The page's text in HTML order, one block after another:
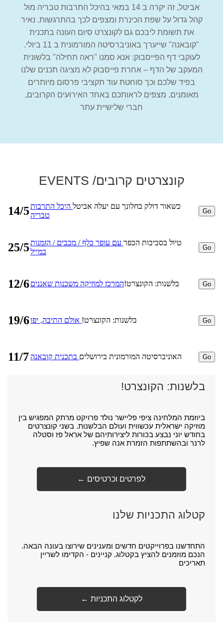
אביטל, זה יקרה ב 14 במאי בהיכל התרבות טבריה מול
קהל גדול על שפת הכינרת ומצפים לכך בהתרגשות. נאיר
את תשומת ליבכם גם לקונצרט סיום העונה בתכנית
"קובאנה" שייערך באוניברסיטה המורמונית ב 11 ביולי.
לעוקבי דף הפייסבוק: אנא סמנו "ראה תחילה" בלשונית
המעקב של הדף – אחרת פייסבוק לא מציגה תכנים שלנו
בפיד שלכם וכך סוחטת עוד תקציבי פרסום מיותרים
מאומנים. מצפים לראותכם באחד האירועים הקרובים,
חברי שלישיית עתר
קונצרטים קרובים/ EVENTS
14/5 כשאור דולק בחלונך עם יעלה אביטל היכל התרבות
טבריה
Go
25/5 טיול בסביבות הכפר עם עופר כלף / מכבים / הזמנות
במייל
Go
12/6 בלשנות: הקונצרט!המרכז למוזיקה משכנות שאננים Go
19/6 בלשנות: הקונצרט! אולם התיבה, יפו Go
11/7 האוניברסיטה המורמונית בירושלים בתכנית קובאנה Go
בלשנות: הקונצרט!
ביוזמת המלחינה ציפי פליישר נולד פרויקט מרתק המפגיש בין
מוזיקה ישראלית עכשווית ועולם הבלשנות. בשני קונצרטים
בחודש יוני נבצע בכורות ליצירותיהם של אראל פז וסטלה
לרנר ובהשתתפות הזמרת אנה שפיץ.
← לפרטים וכרטיסים
קטלוג התכניות שלנו
התחדשנו בפרוייקטים חדשים ומענינים שירוצו בעונה הבאה.
הנכם מוזמנים להציץ בקטלוג. קניינים - הקדימו לשריין
תאריכים
← לקטלוג התכניות